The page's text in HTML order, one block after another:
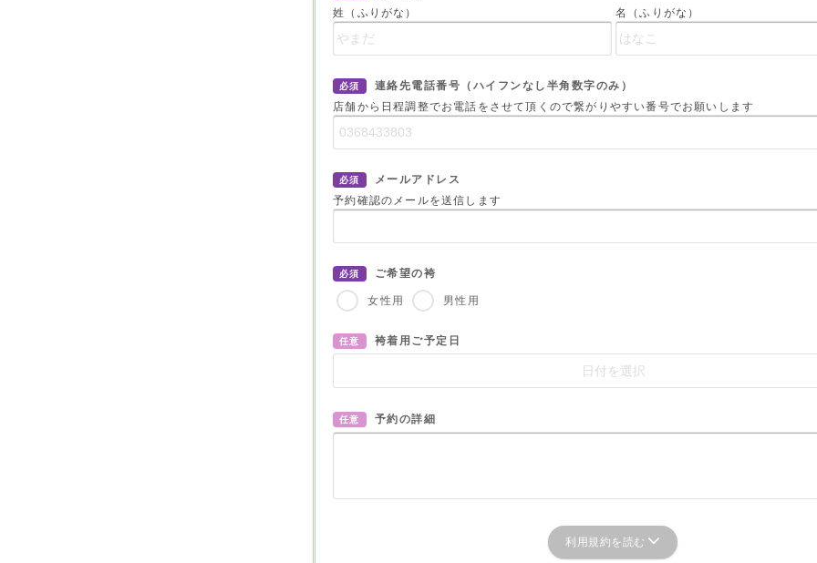
姓（ふりがな）
名（ふりがな）
必須
連絡先電話番号（ハイフンなし半角数字のみ）
店舗から日程調整でお電話をさせて頂くので繋がりやすい番号でお願いします
必須
メールアドレス
予約確認のメールを送信します
必須 ご希望の袴
女性用 男性用
任意 袴着用ご予定日
任意 予約の詳細
利用規約を読む